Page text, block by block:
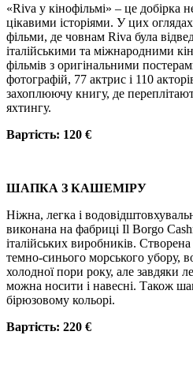
«Riva у кінофільмі» – це добірка
цікавими історіями. У цих
фільми, де човнам Riva була
італійськими та міжнародними
фільмів з оригінальними
фотографій, 77 актрис і 110
захоплюючу книгу, де
яхтингу.
Вартість: 120 €
ШАПКА З КАШЕМІРУ
Ніжна, легка і
виконана на фабриці Il Borgo
італійських виробників.
темно-синього морського убору,
холодної пори року, але завдяки
можна носити і навесні. Також
бірюзовому кольорі.
Вартість: 220 €